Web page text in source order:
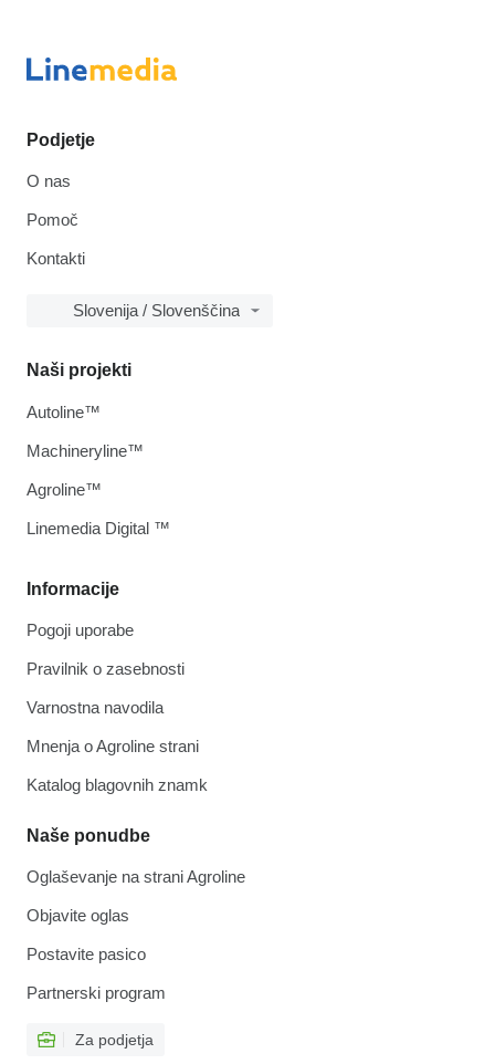
Podjetje
O nas
Pomoč
Kontakti
Slovenija / Slovenščina
Informacije
Pogoji uporabe
Pravilnik o zasebnosti
Varnostna navodila
Mnenja o Agroline strani
Katalog blagovnih znamk
Naše ponudbe
Oglaševanje na strani Agroline
Objavite oglas
Postavite pasico
Partnerski program
Za podjetja
Naši projekti
Autoline™
Machineryline™
Agroline™
Linemedia Digital ™